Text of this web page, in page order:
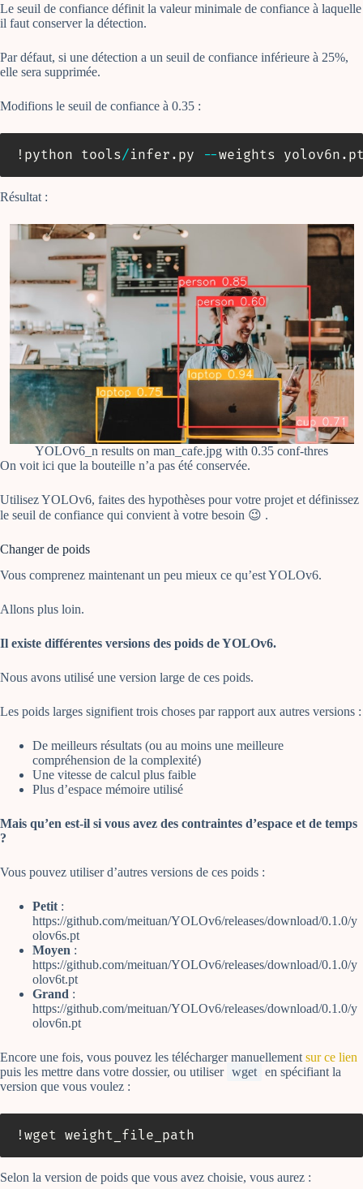
Le seuil de confiance définit la valeur minimale de confiance à laquelle
il faut conserver la détection.
Par défaut, si une détection a un seuil de confiance inférieure à 25%,
elle sera supprimée.
Modifions le seuil de confiance à 0.35 :
!python tools/infer . py --weights yolov6n .
Résultat :
YOLOv6_n results on man_cafe.jpg with 0.35 conf-thres
On voit ici que la bouteille n’a pas été conservée.
Utilisez YOLOv6, faites des hypothèses pour votre projet et définissez
le seuil de confiance qui convient à votre besoin 😉 .
Changer de poids
Vous comprenez maintenant un peu mieux ce qu’est YOLOv6.
Allons plus loin.
Il existe différentes versions des poids de YOLOv6.
Nous avons utilisé une version large de ces poids.
Les poids larges signifient trois choses par rapport aux autres versions :
De meilleurs résultats (ou au moins une meilleure
compréhension de la complexité)
Une vitesse de calcul plus faible
Plus d’espace mémoire utilisé
Mais qu’en est-il si vous avez des contraintes d’espace et de temps
?
Vous pouvez utiliser d’autres versions de ces poids :
Petit :
https://github.com/meituan/YOLOv6/releases/download/0.1.0/y
olov6s.pt
Moyen :
https://github.com/meituan/YOLOv6/releases/download/0.1.0/y
olov6t.pt
Grand :
https://github.com/meituan/YOLOv6/releases/download/0.1.0/y
olov6n.pt
Encore une fois, vous pouvez les télécharger manuellement sur ce lien
puis les mettre dans votre dossier, ou utiliser wget en spécifiant la
version que vous voulez :
!wget weight_file_path
Selon la version de poids que vous avez choisie, vous aurez :